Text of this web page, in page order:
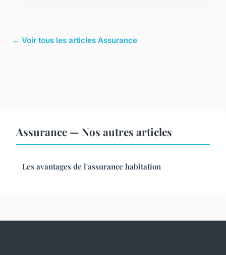
← Voir tous les articles Assurance
Assurance — Nos autres articles
Les avantages de l'assurance habitation